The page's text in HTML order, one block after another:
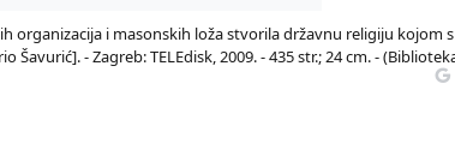
organizacija i masonskih loža stvorila državnu religiju kojom
- Zagreb: TELEdisk, 2009. - 435 str.; 24 cm. -